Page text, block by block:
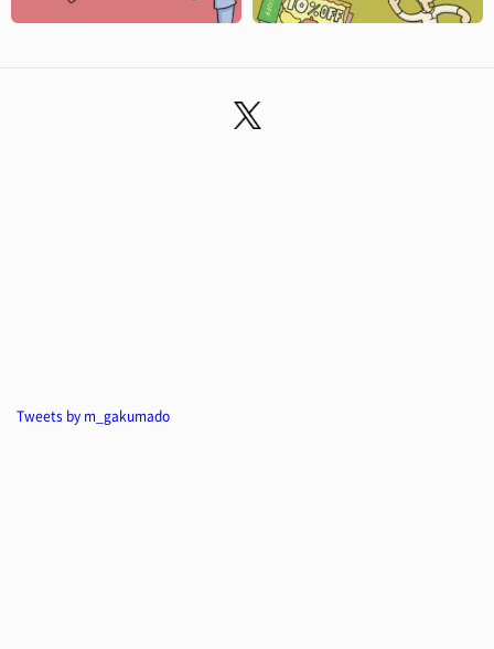
Tweets by m_gakumado